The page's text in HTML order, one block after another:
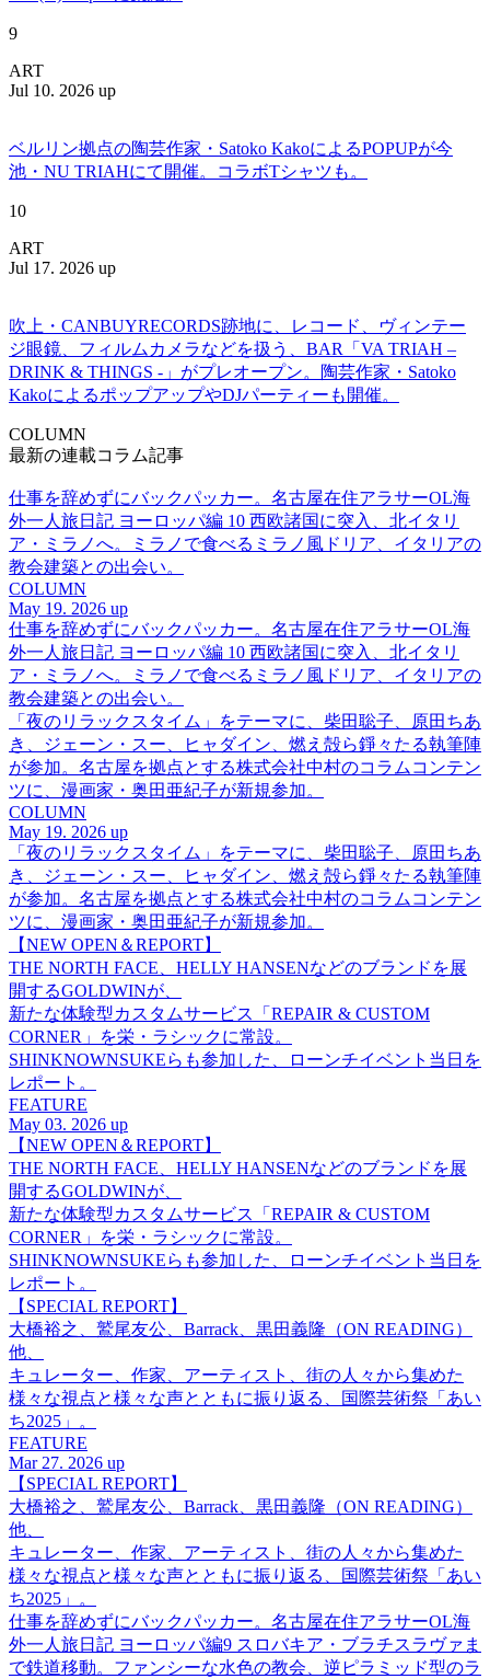
9
ART
Jul 10. 2026 up
ベルリン拠点の陶芸作家・Satoko KakoによるPOPUPが今
池・NU TRIAHにて開催。コラボTシャツも。
10
ART
Jul 17. 2026 up
吹上・CANBUYRECORDS跡地に、レコード、ヴィンテー
ジ眼鏡、フィルムカメラなどを扱う、BAR「VA TRIAH –
DRINK & THINGS -」がプレオープン。陶芸作家・Satoko
KakoによるポップアップやDJパーティーも開催。
COLUMN
最新の連載コラム記事
仕事を辞めずにバックパッカー。名古屋在住アラサーOL海
外一人旅日記 ヨーロッパ編 10 西欧諸国に突入、北イタリ
ア・ミラノへ。ミラノで食べるミラノ風ドリア、イタリアの
教会建築との出会い。
COLUMN
May 19. 2026 up
仕事を辞めずにバックパッカー。名古屋在住アラサーOL海
外一人旅日記 ヨーロッパ編 10 西欧諸国に突入、北イタリ
ア・ミラノへ。ミラノで食べるミラノ風ドリア、イタリアの
教会建築との出会い。
「夜のリラックスタイム」をテーマに、柴田聡子、原田ちあ
き、ジェーン・スー、ヒャダイン、燃え殻ら錚々たる執筆陣
が参加。名古屋を拠点とする株式会社中村のコラムコンテン
ツに、漫画家・奥田亜紀子が新規参加。
COLUMN
May 19. 2026 up
「夜のリラックスタイム」をテーマに、柴田聡子、原田ちあ
き、ジェーン・スー、ヒャダイン、燃え殻ら錚々たる執筆陣
が参加。名古屋を拠点とする株式会社中村のコラムコンテン
ツに、漫画家・奥田亜紀子が新規参加。
【NEW OPEN＆REPORT】
THE NORTH FACE、HELLY HANSENなどのブランドを展
開するGOLDWINが、
新たな体験型カスタムサービス「REPAIR & CUSTOM
CORNER」を栄・ラシックに常設。
SHINKNOWNSUKEらも参加した、ローンチイベント当日を
レポート。
FEATURE
May 03. 2026 up
【NEW OPEN＆REPORT】
THE NORTH FACE、HELLY HANSENなどのブランドを展
開するGOLDWINが、
新たな体験型カスタムサービス「REPAIR & CUSTOM
CORNER」を栄・ラシックに常設。
SHINKNOWNSUKEらも参加した、ローンチイベント当日を
レポート。
【SPECIAL REPORT】
大橋裕之、鷲尾友公、Barrack、黒田義隆（ON READING）
他、
キュレーター、作家、アーティスト、街の人々から集めた
様々な視点と様々な声とともに振り返る、国際芸術祭「あい
ち2025」。
FEATURE
Mar 27. 2026 up
【SPECIAL REPORT】
大橋裕之、鷲尾友公、Barrack、黒田義隆（ON READING）
他、
キュレーター、作家、アーティスト、街の人々から集めた
様々な視点と様々な声とともに振り返る、国際芸術祭「あい
ち2025」。
仕事を辞めずにバックパッカー。名古屋在住アラサーOL海
外一人旅日記 ヨーロッパ編9 スロバキア・ブラチスラヴァま
で鉄道移動。ファンシーな水色の教会、逆ピラミッド型のラ